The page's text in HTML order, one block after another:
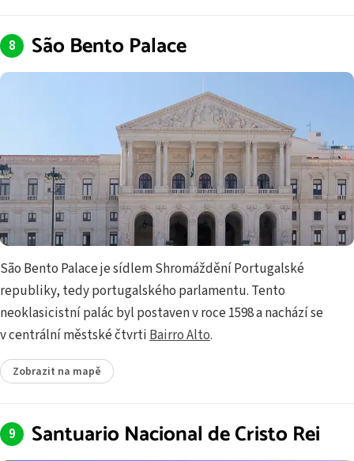
São Bento Palace
São Bento Palace je sídlem Shromáždění Portugalské
republiky, tedy portugalského parlamentu. Tento
neoklasicistní palác byl postaven v roce 1598 a nachází se
v centrální městské čtvrtiBairro Alto.
Zobrazit na mapě
Santuario Nacional de Cristo Rei